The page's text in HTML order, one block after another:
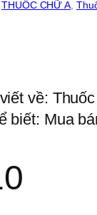
THUỐC CHỮ A,
về:
biết: Mua